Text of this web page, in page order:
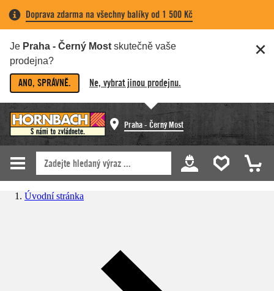
Doprava zdarma na všechny balíky od 1 500 Kč
Je Praha - Černý Most skutečně vaše
prodejna?
ANO, SPRÁVNĚ. Ne, vybrat jinou prodejnu.
Praha - Černý Most
Úvodní stránka